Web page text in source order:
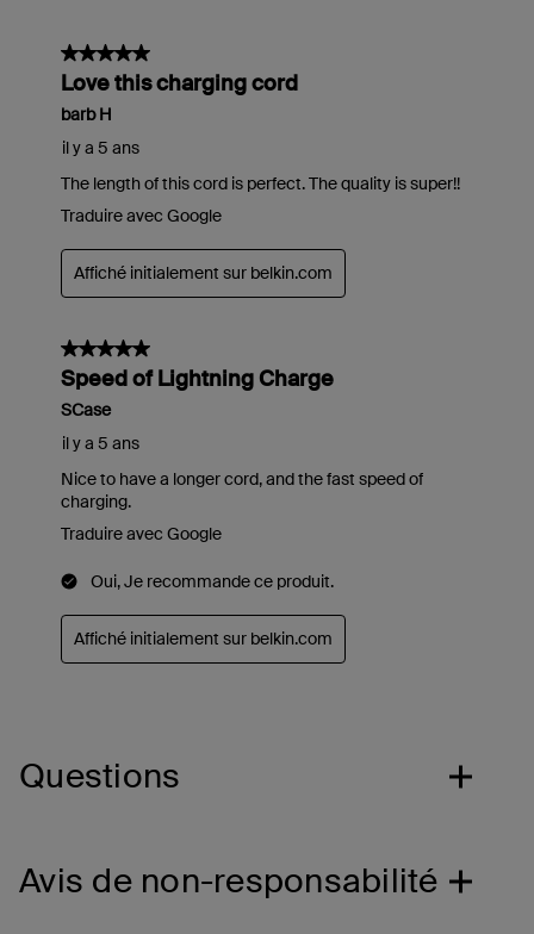
Questions
Avis de non-responsabilité